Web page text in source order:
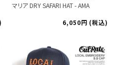
マリア DRY SAFARI HAT - AMA
6,050
税込